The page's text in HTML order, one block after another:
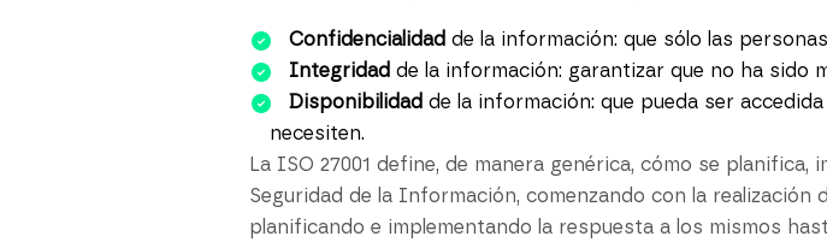
Confidencialidad de la información: que sólo las
Integridad de la información: garantizar que no ha sido
Disponibilidad de la información: que pueda ser
necesiten.
La ISO 27001 define, de manera genérica, cómo se
Seguridad de la Información, comenzando con la
planificando e implementando la respuesta a los mismos